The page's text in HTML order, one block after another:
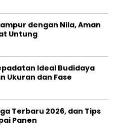
dengan Nila, Aman
Untung
Ideal Budidaya
Ukuran dan Fase
Terbaru 2026, dan Tips
Panen